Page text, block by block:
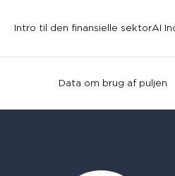
Intro til den finansielle sektorAI
Data om brug af puljen